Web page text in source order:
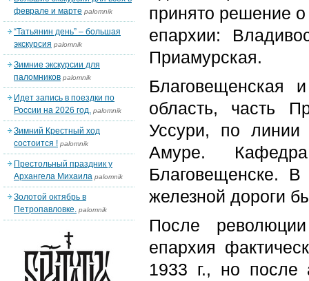
принято решение
епархии:
Приамурская.
Благовещенская
область, часть
Уссури, по линии
Амуре.
Благовещенске.
железной дороги
После
епархия
1933 г., но после
феврале и марте palomnik
“Татьянин день” – большая
экскурсия palomnik
Зимние экскурсии для
паломников palomnik
Идет запись в поездки по
России на 2026 год. palomnik
Зимний Крестный ход
состоится ! palomnik
Престольный праздник у
Архангела Михаила palomnik
Золотой октябрь в
Петропавловке. palomnik